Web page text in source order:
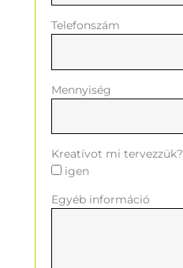
Telefonszám
Mennyiség
Kreatívot mi tervezzük?
igen
Egyéb információ